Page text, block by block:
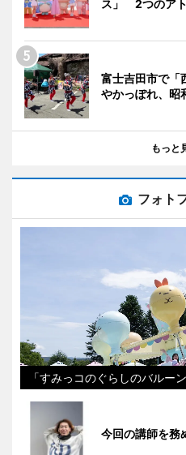
ス」 2つのア
富士吉田市で
やかっぽれ、昭
もっと
フォト
「すみっコのぐらしのバルー
今回の講師を務